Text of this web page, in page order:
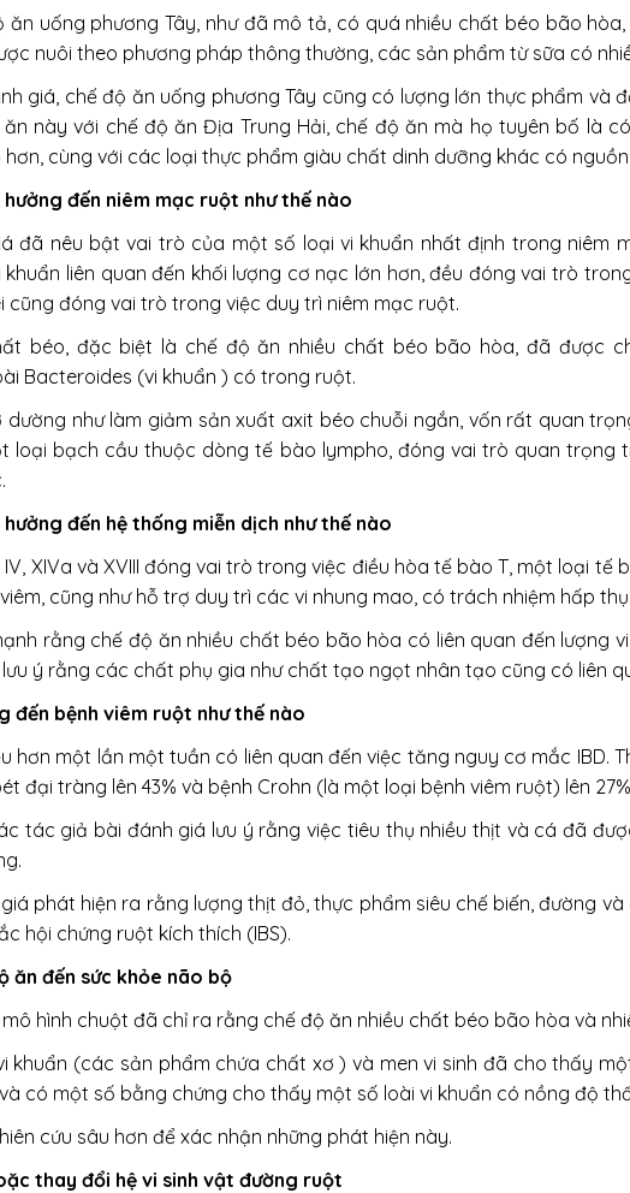
ăn uống phương Tây, như đã mô tả, có quá nhiều chất béo bão
nuôi theo phương pháp thông thường, các sản phẩm từ sữa có
giá, chế độ ăn uống phương Tây cũng có lượng lớn thực phẩm và
này với chế độ ăn Địa Trung Hải, chế độ ăn mà họ tuyên bố là
cùng với các loại thực phẩm giàu chất dinh dưỡng khác có
hưởng đến niêm mạc ruột như thế nào
đã nêu bật vai trò của một số loại vi khuẩn nhất định trong niêm
khuẩn liên quan đến khối lượng cơ nạc lớn hơn, đều đóng vai trò
cũng đóng vai trò trong việc duy trì niêm mạc ruột.
béo, đặc biệt là chế độ ăn nhiều chất béo bão hòa, đã được
Bacteroides (vi khuẩn ) có trong ruột.
dường như làm giảm sản xuất axit béo chuỗi ngắn, vốn rất quan
loại bạch cầu thuộc dòng tế bào lympho, đóng vai trò quan
hưởng đến hệ thống miễn dịch như thế nào
XIVa và XVIII đóng vai trò trong việc điều hòa tế bào T, một loại
cũng như hỗ trợ duy trì các vi nhung mao, có trách nhiệm hấp
rằng chế độ ăn nhiều chất béo bão hòa có liên quan đến lượng
ý rằng các chất phụ gia như chất tạo ngọt nhân tạo cũng có liên
đến bệnh viêm ruột như thế nào
hơn một lần một tuần có liên quan đến việc tăng nguy cơ mắc IBD.
đại tràng lên 43% và bệnh Crohn (là một loại bệnh viêm ruột) lên
tác giả bài đánh giá lưu ý rằng việc tiêu thụ nhiều thịt và cá đã
phát hiện ra rằng lượng thịt đỏ, thực phẩm siêu chế biến, đường
hội chứng ruột kích thích (IBS).
ăn đến sức khỏe não bộ
hình chuột đã chỉ ra rằng chế độ ăn nhiều chất béo bão hòa và
khuẩn (các sản phẩm chứa chất xơ )và men vi sinh đã cho thấy
có một số bằng chứng cho thấy một số loài vi khuẩn có nồng độ
cứu sâu hơn để xác nhận những phát hiện này.
thay đổi hệ vi sinh vật đường ruột